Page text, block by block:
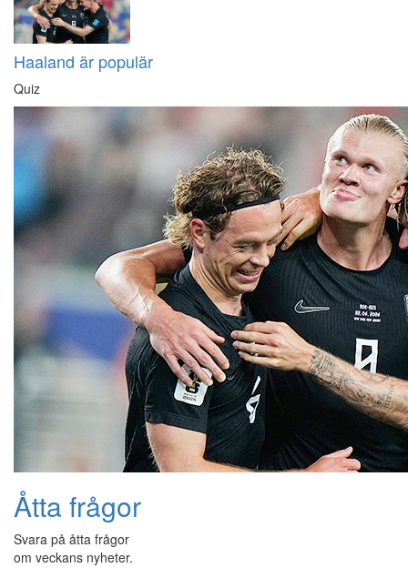
Haaland är populär
Quiz
Åtta frågor
Svara på åtta frågor
om veckans nyheter.